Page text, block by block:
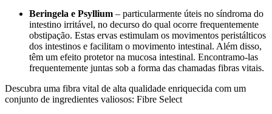
Beringela e Psyllium – particularmente úteis no síndroma do
intestino irritável, no decurso do qual ocorre frequentemente
obstipação. Estas ervas estimulam os movimentos peristálticos
dos intestinos e facilitam o movimento intestinal. Além disso,
têm um efeito protetor na mucosa intestinal. Encontramo-las
frequentemente juntas sob a forma das chamadas fibras vitais.
Descubra uma fibra vital de alta qualidade enriquecida com um
conjunto de ingredientes valiosos: Fibre Select